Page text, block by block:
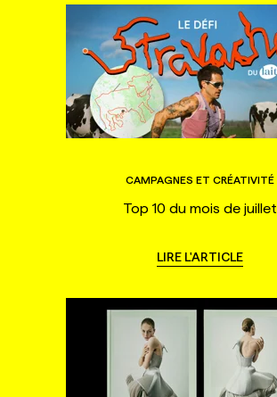
CAMPAGNES ET CRÉATIVITÉ
Top 10 du mois de juillet
LIRE L'ARTICLE